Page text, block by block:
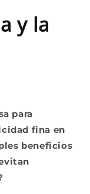
y la
para
fina en
beneficios